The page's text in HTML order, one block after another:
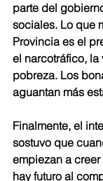
parte del
sociales. Lo que
Provincia es el
el narcotráfico,
pobreza. Los
aguantan más
Finalmente, el
sostuvo que
empiezan a
hay futuro al